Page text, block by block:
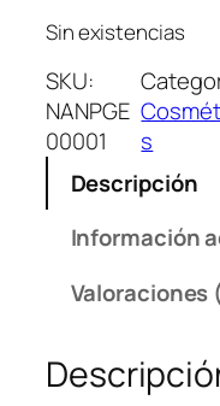
Sin existencias
SKU:
NANPGE
00001
s
Descripción
Información
Valoraciones